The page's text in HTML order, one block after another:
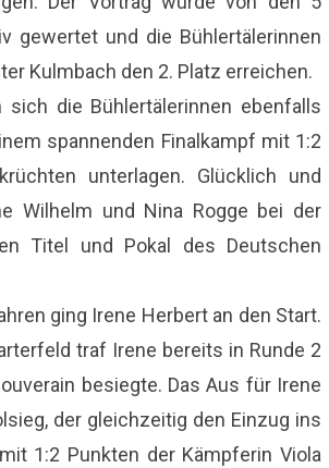
gewertet und die Bühlertälerinnen
Kulmbach den 2. Platz erreichen.
die Bühlertälerinnen ebenfalls
spannenden Finalkampf mit 1:2
unterlagen. Glücklich und
Wilhelm und Nina Rogge bei der
Titel und Pokal des Deutschen
ging Irene Herbert an den Start.
traf Irene bereits in Runde 2
besiegte. Das Aus für Irene
der gleichzeitig den Einzug ins
1:2 Punkten der Kämpferin Viola